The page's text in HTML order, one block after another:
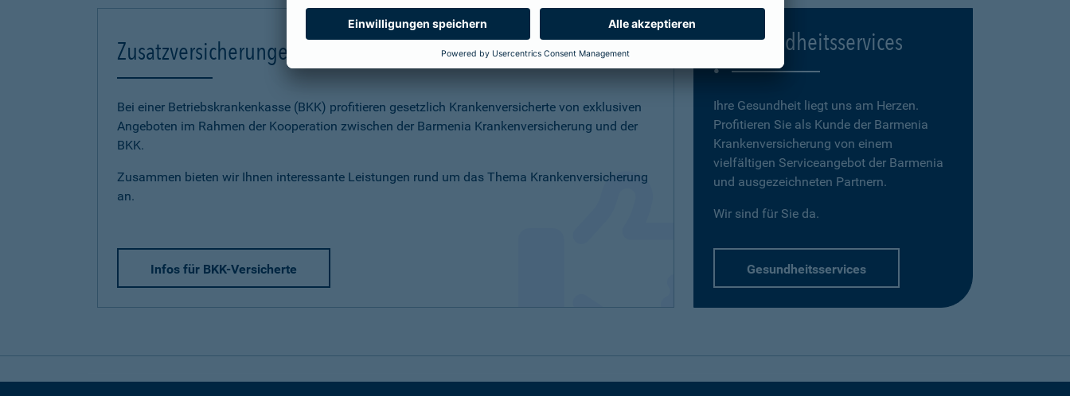
Zusatzversicherungen für BKK-Versicherte
Bei einer Betriebskrankenkasse (BKK) profitieren gesetzlich Krankenversicherte von exklusiven
Angeboten im Rahmen der Kooperation zwischen der Barmenia Krankenversicherung und der
BKK.
Zusammen bieten wir Ihnen interessante Leistungen rund um das Thema Krankenversicherung
an.
Infos für BKK-Versicherte
Gesundheitsservices
Ihre Gesundheit liegt uns am Herzen.
Profitieren Sie als Kunde der Barmenia
Krankenversicherung von einem
vielfältigen Serviceangebot der Barmenia
und ausgezeichneten Partnern.
Wir sind für Sie da.
Gesundheitsservices